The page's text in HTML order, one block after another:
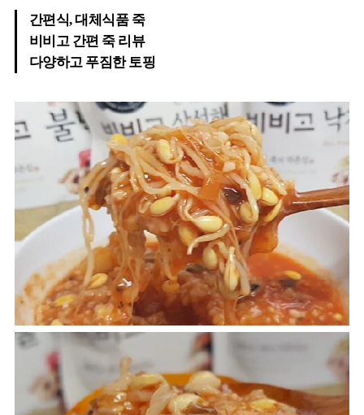
간편식, 대체식품 죽
비비고 간편 죽 리뷰
다양하고 푸짐한 토핑